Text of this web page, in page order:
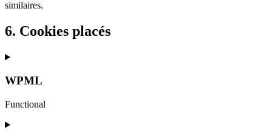
similaires.
6. Cookies placés
WPML
Functional
Consent